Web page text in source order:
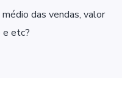
das vendas, valor
etc?